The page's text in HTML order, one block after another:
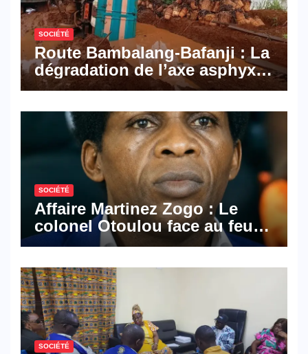
SOCIÉTÉ
Route Bambalang-Bafanji : La
dégradation de l’axe asphyxie
les activités économiques
SOCIÉTÉ
Affaire Martinez Zogo : Le
colonel Otoulou face au feu
croisé des avocats de la
SOCIÉTÉ